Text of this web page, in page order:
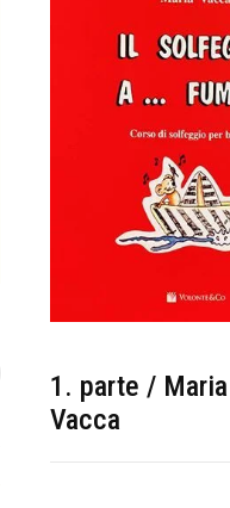
1. parte / Maria
Vacca